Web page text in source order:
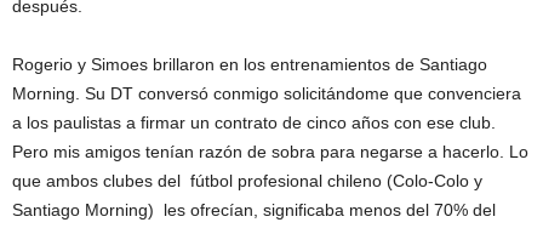
después.
Rogerio y Simoes brillaron en los entrenamientos de Santiago
Morning. Su DT conversó conmigo solicitándome que convenciera
a los paulistas a firmar un contrato de cinco años con ese club.
Pero mis amigos tenían razón de sobra para negarse a hacerlo. Lo
que ambos clubes del fútbol profesional chileno (Colo-Colo y
Santiago Morning) les ofrecían, significaba menos del 70% del